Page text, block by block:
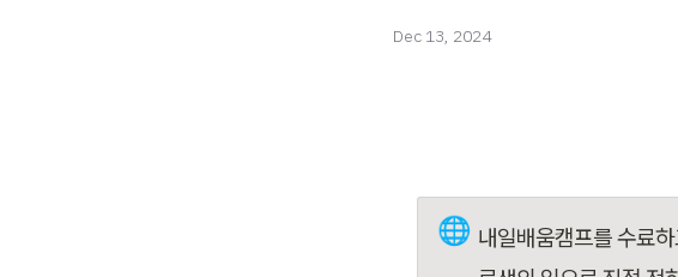
Dec 13, 2024
🌐 내일배움캠프를 수료